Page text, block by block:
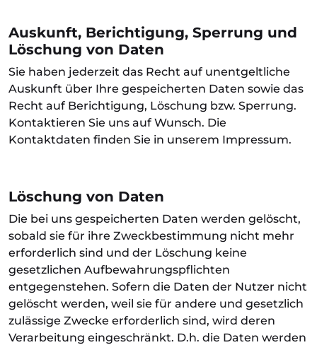
Auskunft, Berichtigung, Sperrung und
Löschung von Daten
Sie haben jederzeit das Recht auf unentgeltliche
Auskunft über Ihre gespeicherten Daten sowie das
Recht auf Berichtigung, Löschung bzw. Sperrung.
Kontaktieren Sie uns auf Wunsch. Die
Kontaktdaten finden Sie in unserem Impressum.
Löschung von Daten
Die bei uns gespeicherten Daten werden gelöscht,
sobald sie für ihre Zweckbestimmung nicht mehr
erforderlich sind und der Löschung keine
gesetzlichen Aufbewahrungspflichten
entgegenstehen. Sofern die Daten der Nutzer nicht
gelöscht werden, weil sie für andere und gesetzlich
zulässige Zwecke erforderlich sind, wird deren
Verarbeitung eingeschränkt. D.h. die Daten werden